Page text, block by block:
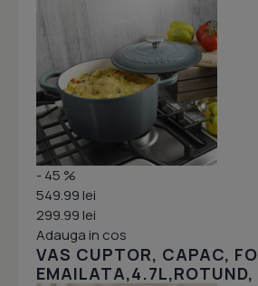
- 45 %
549.99 lei
299.99 lei
Adauga in cos
VAS CUPTOR, CAPAC,
EMAILATA,4.7L,ROTUND,